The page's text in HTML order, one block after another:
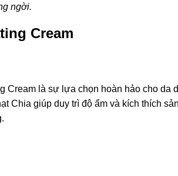
ngời.
Cream
Cream là sự lựa chọn hoàn hảo cho da
Chia giúp duy trì độ ẩm và kích thích